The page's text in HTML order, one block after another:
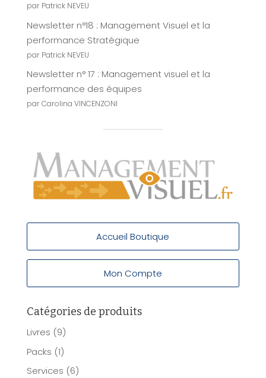
par Patrick NEVEU
Newsletter n°18 : Management Visuel et la
performance Stratégique
par Patrick NEVEU
Newsletter n° 17 : Management visuel et la
performance des équipes
par Carolina VINCENZONI
Accueil Boutique
Mon Compte
Catégories de produits
Livres (9)
Packs (1)
Services (6)